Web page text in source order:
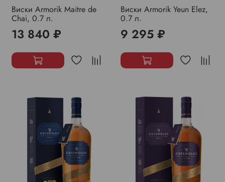
Виски Armorik Maitre de
Chai, 0.7 л.
13 840 ₽
Виски Armorik Yeun Elez,
0.7 л.
9 295 ₽